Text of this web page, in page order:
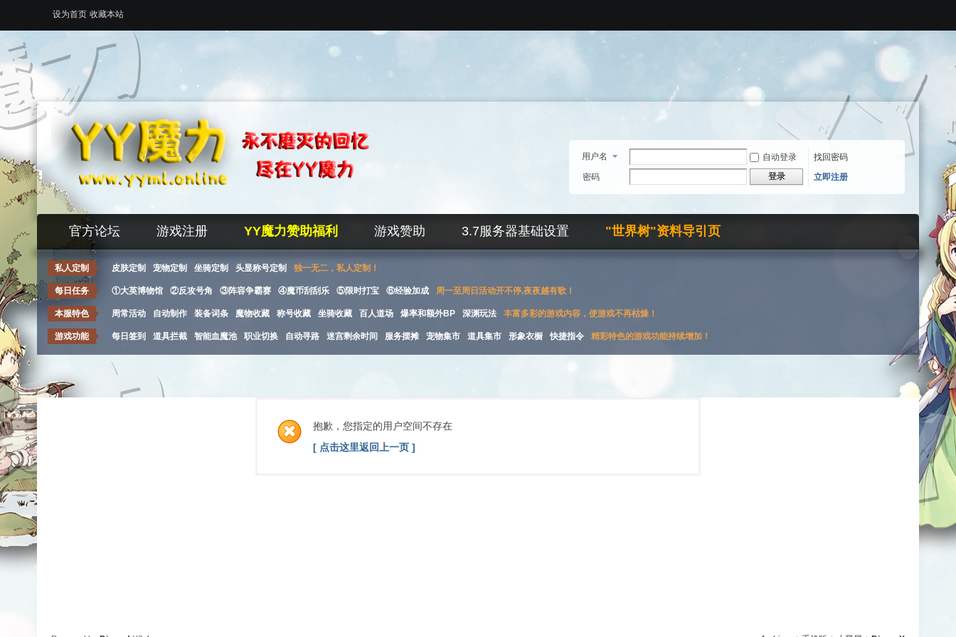
设为首页 收藏本站
用户名 自动登录
找回密码
密码
登录 立即注册
官方论坛 游戏注册 YY魔力赞助福利 游戏赞助 3.7服务器基础设置 "世界树"资料导引页
私人定制 皮肤定制 宠物定制 坐骑定制 头显称号定制 独一无二，私人定制！
每日任务 ①大英博物馆 ②反攻号角 ③阵容争霸赛 ④魔币刮刮乐 ⑤限时打宝 ⑥经验加成 周一至周日活动开不停,夜夜越有歌！
本服特色 周常活动 自动制作 装备词条 魔物收藏 称号收藏 坐骑收藏 百人道场 爆率和额外BP 深渊玩法 丰富多彩的游戏内容，使游戏不再枯燥！
游戏功能 每日签到 道具拦截 智能血魔池 职业切换 自动寻路 迷宫剩余时间 服务摆摊 宠物集市 道具集市 形象衣橱 快捷指令 精彩特色的游戏功能持续增加！
抱歉，您指定的用户空间不存在
[ 点击这里返回上一页 ]